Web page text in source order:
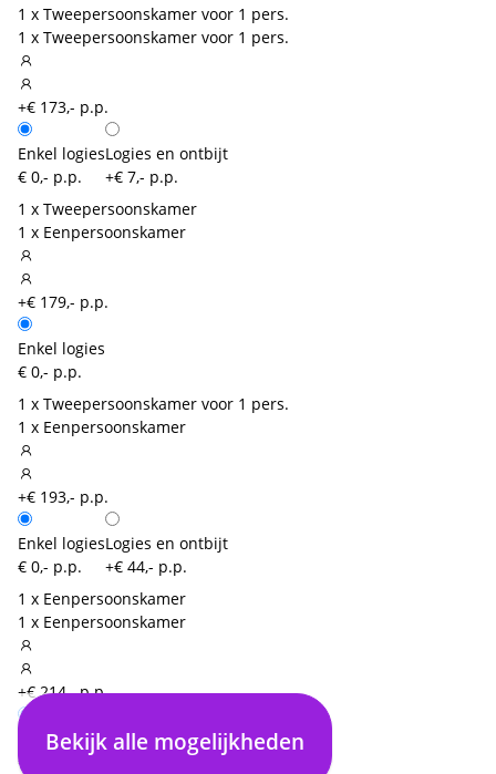
1 x Tweepersoonskamer voor 1 pers.
1 x Tweepersoonskamer voor 1 pers.
+€ 173,- p.p.
Enkel logies
€ 0,- p.p.
Logies en ontbijt
+€ 7,- p.p.
1 x Tweepersoonskamer
1 x Eenpersoonskamer
+€ 179,- p.p.
Enkel logies
€ 0,- p.p.
1 x Tweepersoonskamer voor 1 pers.
1 x Eenpersoonskamer
+€ 193,- p.p.
Enkel logies
€ 0,- p.p.
Logies en ontbijt
+€ 44,- p.p.
1 x Eenpersoonskamer
1 x Eenpersoonskamer
+€ 214,- p.p.
Enkel logies
€ 0,- p.p.
Logies en ontbijt
Bekijk alle mogelijkheden